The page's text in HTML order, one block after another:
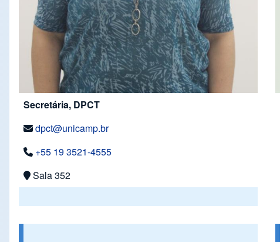
Secretária, DPCT
dpct@unicamp.br
+55 19 3521-4555
Sala 352